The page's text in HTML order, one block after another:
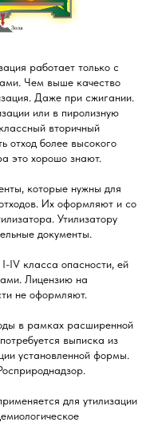
работает только с
Чем выше качество
Даже при сжигании.
или в пиролизную
вторичный
отход более высокого
это хорошо знают.
которые нужны для
Их оформляют и со
Утилизатору
документы.
I-IV класса опасности, ей
Лицензию на
не оформляют.
в рамках расширенной
выписка из
установленной формы.
для утилизации